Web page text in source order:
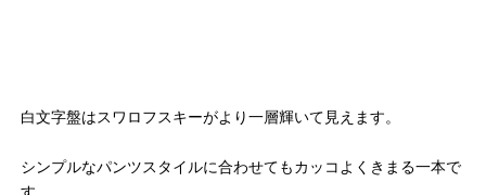
白文字盤はスワロフスキーがより一層輝いて見えます。
シンプルなパンツスタイルに合わせてもカッコよくきまる一本で